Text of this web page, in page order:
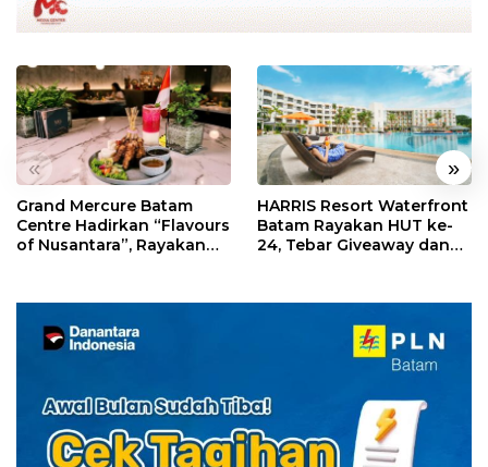
« »
Grand Mercure Batam
Centre Hadirkan “Flavours
of Nusantara”, Rayakan
HARRIS Resort Waterfront
Batam Rayakan HUT ke-
24, Tebar Giveaway dan